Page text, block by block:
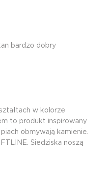
bardzo dobry
w kolorze
to produkt inspirowany
obmywają kamienie.
Siedziska noszą